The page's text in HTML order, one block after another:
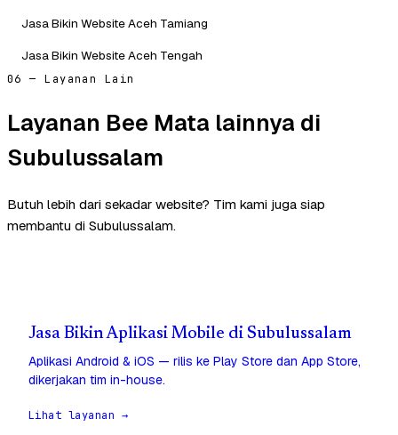
Jasa Bikin Website Aceh Tamiang
Jasa Bikin Website Aceh Tengah
06 — Layanan Lain
Layanan Bee Mata lainnya di
Subulussalam
Butuh lebih dari sekadar website? Tim kami juga siap
membantu di Subulussalam.
Jasa Bikin Aplikasi Mobile di Subulussalam
Aplikasi Android & iOS — rilis ke Play Store dan App Store,
dikerjakan tim in-house.
Lihat layanan →